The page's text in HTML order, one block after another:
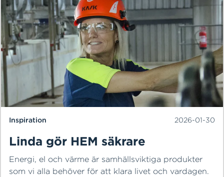
Inspiration 2026-01-30
Linda gör HEM säkrare
Energi, el och värme är samhällsviktiga produkter
som vi alla behöver för att klara livet och vardagen.